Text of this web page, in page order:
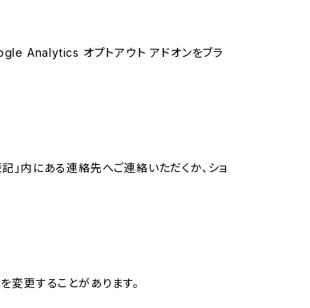
Analytics オプトアウト アドオンをブラ
」内にある連絡先へご連絡いただくか、ショ
変更することがあります。